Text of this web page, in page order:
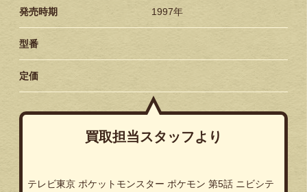
発売時期 1997年
型番
定価
買取担当スタッフより
テレビ東京 ポケットモンスター ポケモン 第5話 ニビシテ